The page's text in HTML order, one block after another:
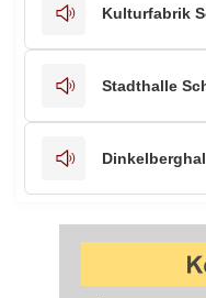
Kulturfabrik
Stadthalle